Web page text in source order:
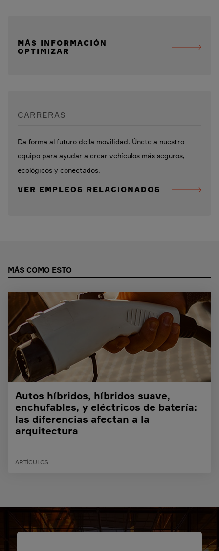
MÁS INFORMACIÓN
OPTIMIZAR
CARRERAS
Da forma al futuro de la movilidad. Únete a nuestro
equipo para ayudar a crear vehículos más seguros,
ecológicos y conectados.
VER EMPLEOS RELACIONADOS
MÁS COMO ESTO
Autos híbridos, híbridos suave,
enchufables, y eléctricos de batería:
las diferencias afectan a la
arquitectura
ARTÍCULOS